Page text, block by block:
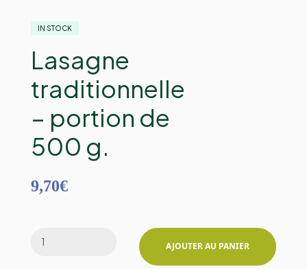
IN STOCK
Lasagne
traditionnelle
– portion de
500 g.
9,70€
AJOUTER AU PANIER